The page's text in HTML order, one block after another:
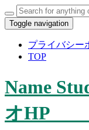
Search
for:
Toggle navigation
プライバシー
TOP
Name
オHP